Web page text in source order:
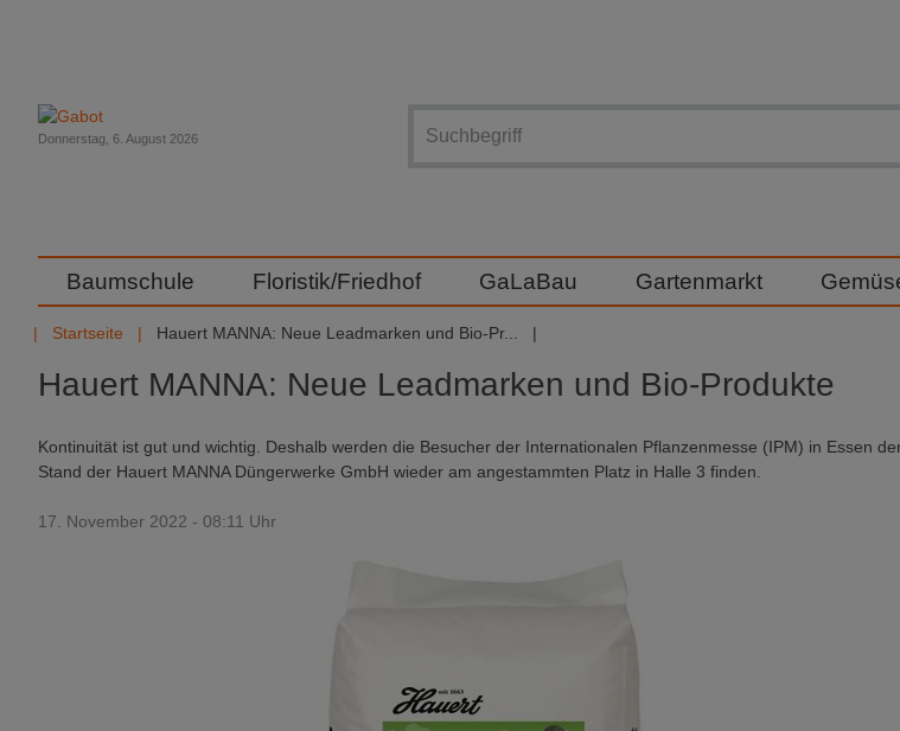
Donnerstag, 6. August 2026
Baumschule Floristik/Friedhof GaLaBau Gartenmarkt
Startseite Hauert MANNA: Neue Leadmarken und Bio-Pr...
Hauert MANNA: Neue Leadmarken und Bio-Produkte
Kontinuität ist gut und wichtig. Deshalb werden die Besucher der Internationalen Pflanzenmesse (IPM) in Essen
Stand der Hauert MANNA Düngerwerke GmbH wieder am angestammten Platz in Halle 3 finden.
17. November 2022 - 08:11 Uhr